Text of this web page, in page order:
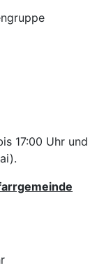
17:00 Uhr und